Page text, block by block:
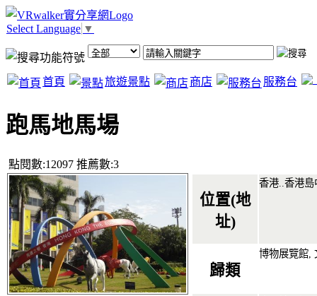
Select Language ▼
首頁 旅遊景點 商店 服務台
跑馬地馬場
點閱數:12097 推薦數:3
位置(地
址)
香港. 香港島
歸類
博物展覽館,